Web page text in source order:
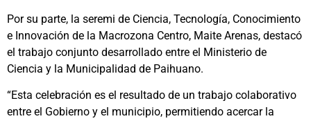
Por su parte, la seremi de Ciencia, Tecnología, Conocimiento
e Innovación de la Macrozona Centro, Maite Arenas, destacó
el trabajo conjunto desarrollado entre el Ministerio de
Ciencia y la Municipalidad de Paihuano.
“Esta celebración es el resultado de un trabajo colaborativo
entre el Gobierno y el municipio, permitiendo acercar la